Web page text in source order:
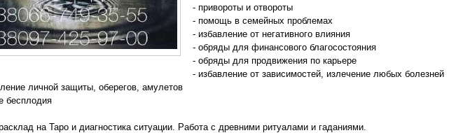
- привороты и отвороты
- помощь в семейных проблемах
- избавление от негативного влияния
- обряды для финансового благосостояния
- обряды для продвижения по карьере
- избавление от зависимостей, излечение любых болезней
личной защиты, оберегов, амулетов
бесплодия
на Таро и диагностика ситуации. Работа с древними ритуалами и гаданиями.